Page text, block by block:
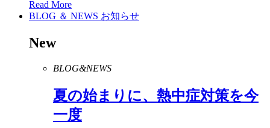
Read More
BLOG ＆ NEWS お知らせ
New
BLOG&NEWS
夏の始まりに、熱中症対策を今
一度